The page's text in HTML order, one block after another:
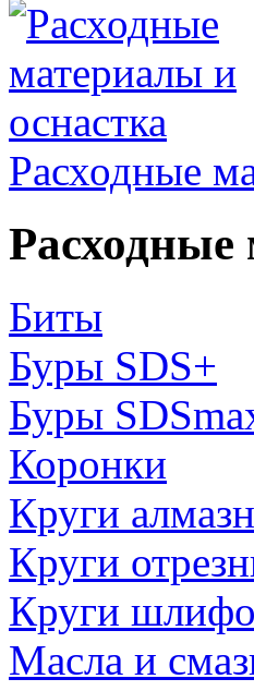
Расходные
Расходные
Биты
Буры SDS+
Буры
Коронки
Круги
Круги
Круги
Масла и